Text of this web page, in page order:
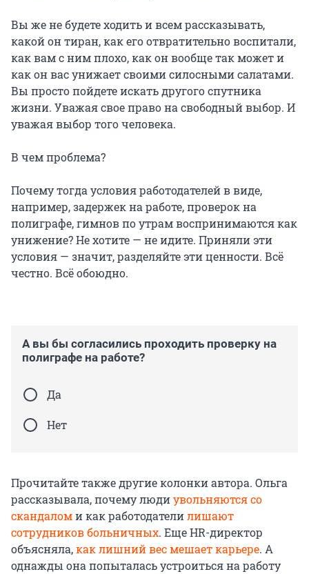
Вы же не будете ходить и всем рассказывать,
какой он тиран, как его отвратительно воспитали,
как вам с ним плохо, как он вообще так может и
как он вас унижает своими силосными салатами.
Вы просто пойдете искать другого спутника
жизни. Уважая свое право на свободный выбор. И
уважая выбор того человека.
В чем проблема?
Почему тогда условия работодателей в виде,
например, задержек на работе, проверок на
полиграфе, гимнов по утрам воспринимаются как
унижение? Не хотите — не идите. Приняли эти
условия — значит, разделяйте эти ценности. Всё
честно. Всё обоюдно.
А вы бы согласились проходить проверку на
полиграфе на работе?
Да
Нет
Прочитайте также другие колонки автора. Ольга
рассказывала, почему людиувольняются со
скандаломи как работодателилишают
сотрудников больничных. Еще HR-директор
объясняла,как лишний вес мешает карьере. А
однажды она попыталась устроиться на работу